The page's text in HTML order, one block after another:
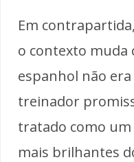
Em
o contexto muda
espanhol não
treinador
tratado como um
mais brilhantes